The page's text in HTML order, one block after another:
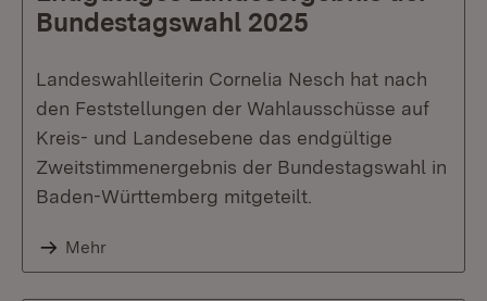
Bundestagswahl 2025
Landeswahlleiterin Cornelia Nesch hat nach
den Feststellungen der Wahlausschüsse auf
Kreis- und Landesebene das endgültige
Zweitstimmenergebnis der Bundestagswahl in
Baden-Württemberg mitgeteilt.
Mehr